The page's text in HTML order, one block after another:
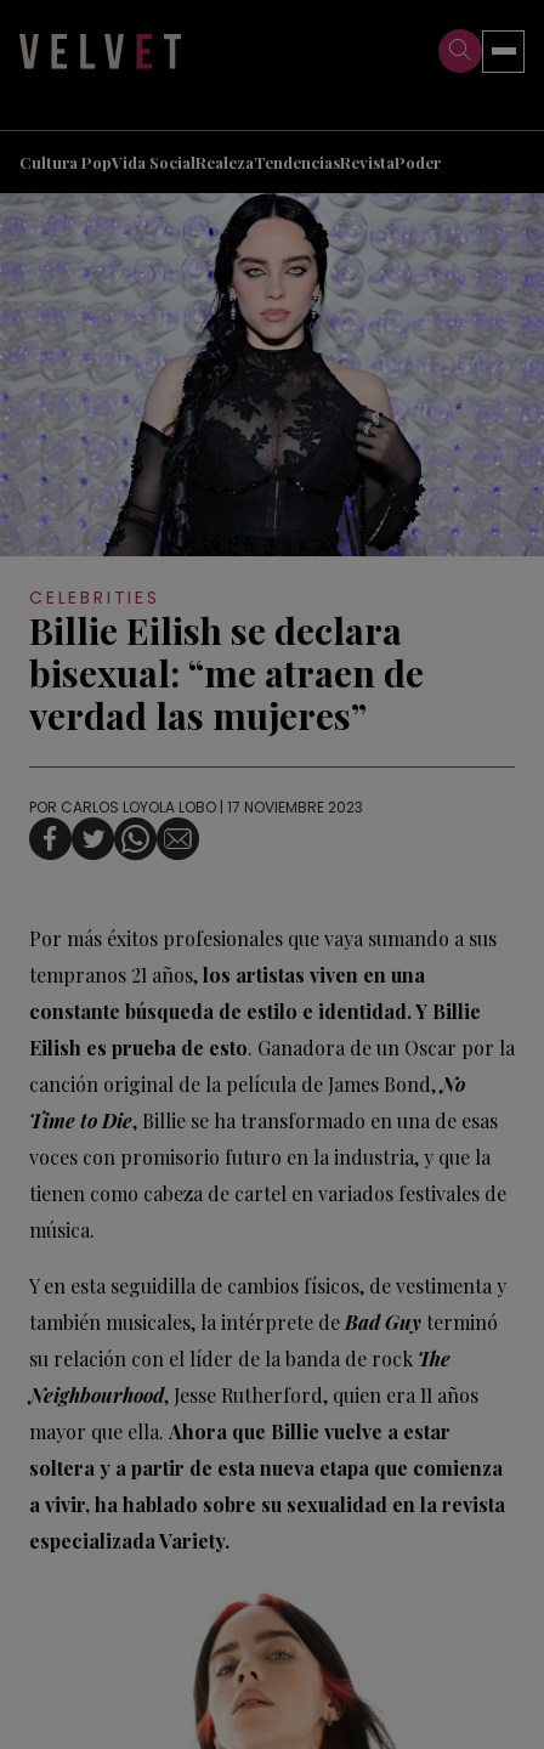
Cultura PopVida SocialRealezaTendenciasRevistaPoder
CELEBRITIES
Billie Eilish se declara
bisexual: “me atraen de
verdad las mujeres”
POR CARLOS LOYOLA LOBO | 17 NOVIEMBRE 2023
Por más éxitos profesionales que vaya sumando a sus
tempranos 21 años,los artistas viven en una
constante búsqueda de estilo e identidad. Y Billie
Eilish es prueba de esto. Ganadora de un Oscar por la
canción original de la película de James Bond,No
Time to Die, Billie se ha transformado en una de esas
voces con promisorio futuro en la industria, y que la
tienen como cabeza de cartel en variados festivales de
música.
Y en esta seguidilla de cambios físicos, de vestimenta y
también musicales, la intérprete de Bad Guy terminó
su relación con el líder de la banda de rock The
Neighbourhood, Jesse Rutherford, quien era 11 años
mayor que ella. Ahora que Billie vuelve a estar
soltera y a partir de esta nueva etapa que comienza
a vivir, ha hablado sobre su sexualidad en la revista
especializada Variety.